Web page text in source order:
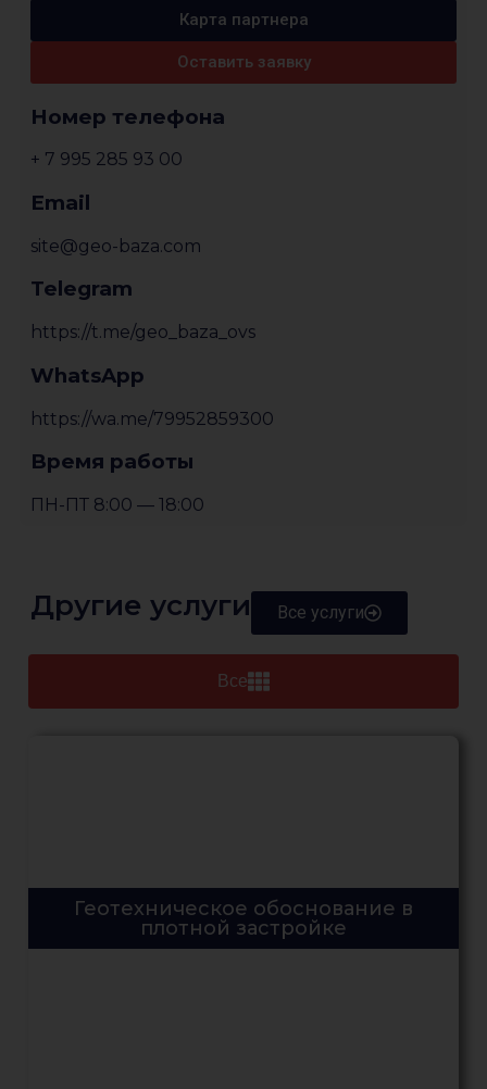
Номер телефона
+ 7 995 285 93 00
Email
site@geo-baza.com
Telegram
https://t.me/geo_baza_ovs
WhatsApp
https://wa.me/79952859300
Время работы
ПН-ПТ 8:00 — 18:00
Карта партнера
Оставить заявку
Другие услуги Все услуги
Все
Геотехническое обоснование в
плотной застройке